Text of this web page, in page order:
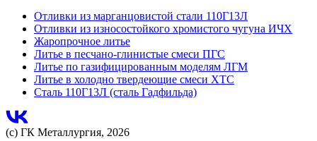
Отливки из марганцовистой стали 110Г13Л
Отливки из износостойкого хромистого чугуна ИЧХ
Жаропрочное литье
Литье в песчано-глинистые смеси ПГС
Литье по газифицированным моделям ЛГМ
Литье в холодно твердеющие смеси ХТС
Сталь 110Г13Л (сталь Гадфильда)
(с) ГК Металлургия, 2026